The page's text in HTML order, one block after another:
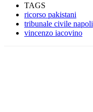
TAGS
ricorso pakistani
tribunale civile napoli
vincenzo iacovino